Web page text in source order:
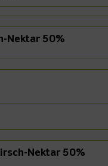
Nektar 50%
Nektar 50%